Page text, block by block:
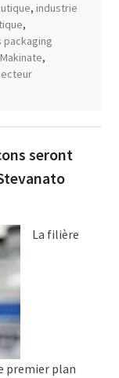
, industrie
,
packaging
Makinate,
seront
La filière
premier plan